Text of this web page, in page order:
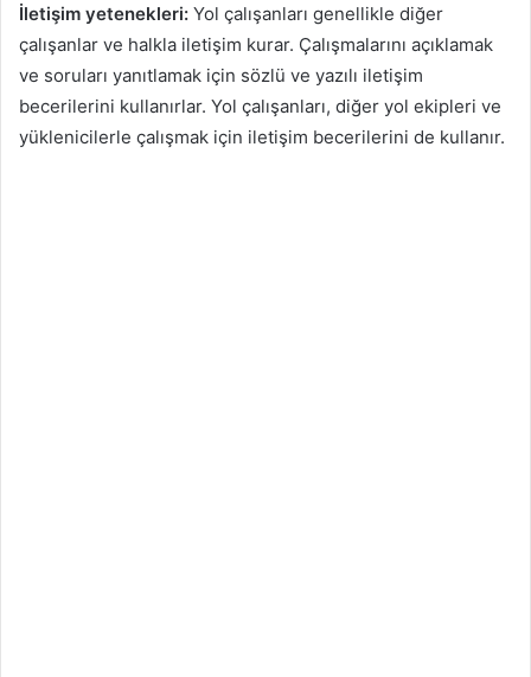
İletişim yetenekleri: Yol çalışanları genellikle diğer
çalışanlar ve halkla iletişim kurar. Çalışmalarını açıklamak
ve soruları yanıtlamak için sözlü ve yazılı iletişim
becerilerini kullanırlar. Yol çalışanları, diğer yol ekipleri ve
yüklenicilerle çalışmak için iletişim becerilerini de kullanır.